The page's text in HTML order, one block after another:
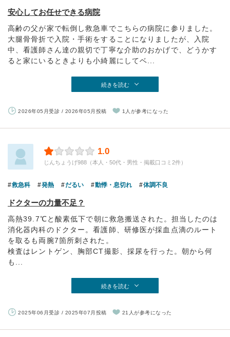
安心してお任せできる病院
高齢の父が家で転倒し救急車でこちらの病院に参りました。
大腿骨骨折で入院・手術をすることになりましたが、入院
中、看護師さん達の親切で丁寧な介助のおかげで、どうかす
ると家にいるときよりも小綺麗にしてベ...
続きを読む
2026年05月受診 / 2026年05月投稿 1人が参考になった
1.0
じんちょうげ988（本人・50代・男性・掲載口コミ2件）
救急科 発熱 だるい 動悸・息切れ 体調不良
ドクターの力量不足？
高熱39.7℃と酸素低下で朝に救急搬送された。担当したのは
消化器内科のドクター。看護師、研修医が採血点滴のルート
を取るも両腕7箇所刺された。
検査はレントゲン、胸部CT撮影、採尿を行った。朝から何
も...
続きを読む
2025年06月受診 / 2025年07月投稿 21人が参考になった